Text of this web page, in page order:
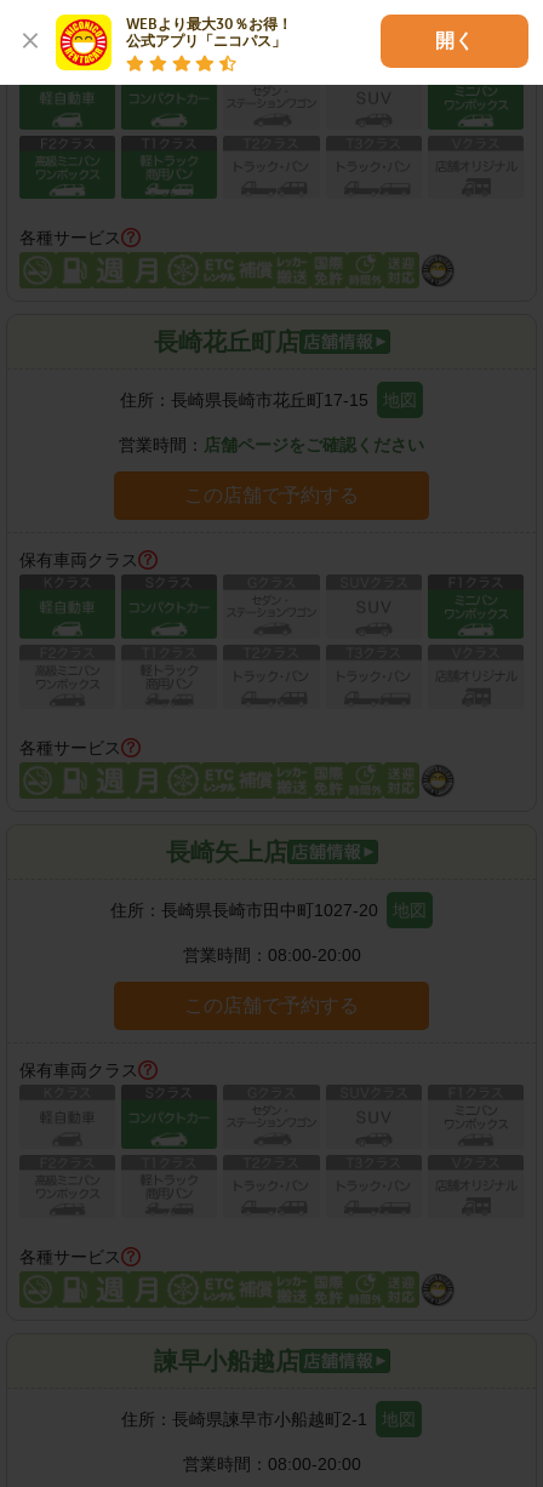
WEBより最大30％お得！
公式アプリ「ニコパス」
開く
保有車両クラス
各種サービス
長崎花丘町店
住所： 長崎県長崎市花丘町17-15 地図
営業時間： 店舗ページをご確認ください
この店舗で予約する
保有車両クラス
各種サービス
長崎矢上店
住所： 長崎県長崎市田中町1027-20 地図
営業時間： 08:00-20:00
この店舗で予約する
保有車両クラス
各種サービス
諫早小船越店
住所： 長崎県諫早市小船越町2-1 地図
営業時間： 08:00-20:00